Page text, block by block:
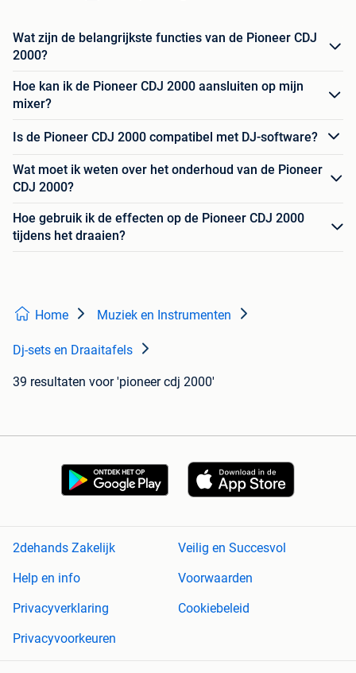
Wat zijn de belangrijkste functies van de Pioneer CDJ
2000?
Hoe kan ik de Pioneer CDJ 2000 aansluiten op mijn
mixer?
Is de Pioneer CDJ 2000 compatibel met DJ-software?
Wat moet ik weten over het onderhoud van de Pioneer
CDJ 2000?
Hoe gebruik ik de effecten op de Pioneer CDJ 2000
tijdens het draaien?
Home Muziek en Instrumenten
Dj-sets en Draaitafels
39 resultaten voor 'pioneer cdj 2000'
2dehands Zakelijk
Veilig en Succesvol
Help en info
Voorwaarden
Privacyverklaring
Cookiebeleid
Privacyvoorkeuren